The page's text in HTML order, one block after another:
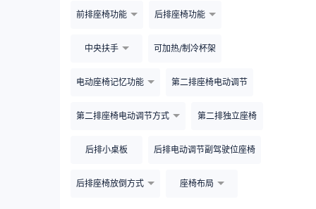
前排座椅功能 后排座椅功能
中央扶手 可加热/制冷杯架
电动座椅记忆功能 第二排座椅电动调节
第二排座椅电动调节方式 第二排独立座椅
后排小桌板 后排电动调节副驾驶位座椅
后排座椅放倒方式 座椅布局